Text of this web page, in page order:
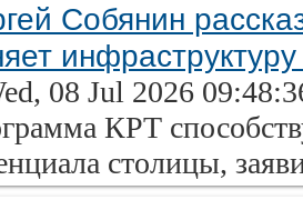
Собянин
08 Jul 2026
КРТ
столицы,